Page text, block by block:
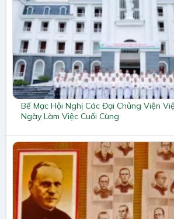
Bế Mạc Hội Nghị Các Đại Chủng Viện
Ngày Làm Việc Cuối Cùng